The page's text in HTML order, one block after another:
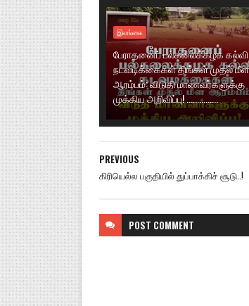
இலங்கை
பேராதனைப் பல்கலைக்கழக கல்வி
நடவடிக்கைகள் திங்கள் முதல் மீள
ஆரம்பம்: விடுதி மாணவர்களுக்கு
முக்கிய அறிவிப்பு! ...............
PREVIOUS
கிரியெல்ல பகுதியில் துப்பாக்கிச் சூடு..!
POST COMMENT